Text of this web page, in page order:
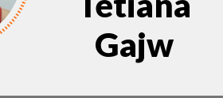
Gajw